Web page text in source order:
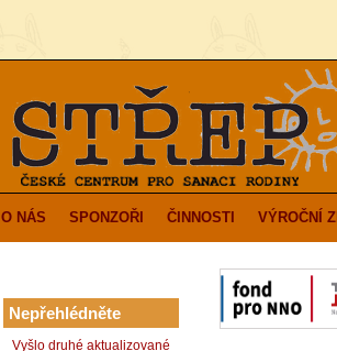
O NÁS SPONZOŘI ČINNOSTI VÝROČNÍ
Nepřehlédněte
Vyšlo druhé aktualizované